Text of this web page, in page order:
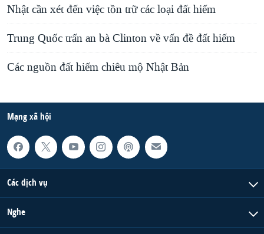
Nhật cần xét đến việc tồn trữ các loại đất hiếm
Trung Quốc trấn an bà Clinton về vấn đề đất hiếm
Các nguồn đất hiếm chiêu mộ Nhật Bản
Mạng xã hội
Các dịch vụ
Nghe